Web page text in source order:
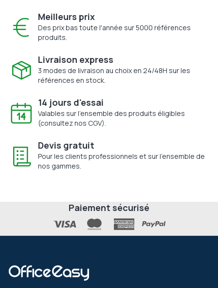
Meilleurs prix
Des prix bas toute l'année sur 5000 références
produits.
Livraison express
3 modes de livraison au choix en 24/48H sur les
références en stock.
14 jours d'essai
Valables sur l'ensemble des produits éligibles
(consultez nos CGV).
Devis gratuit
Pour les clients professionnels et sur l'ensemble de
nos gammes.
Paiement sécurisé